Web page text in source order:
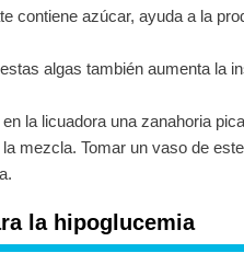
contiene azúcar, ayuda a la
algas también aumenta la
en la licuadora una zanahoria
mezcla. Tomar un vaso de
la hipoglucemia